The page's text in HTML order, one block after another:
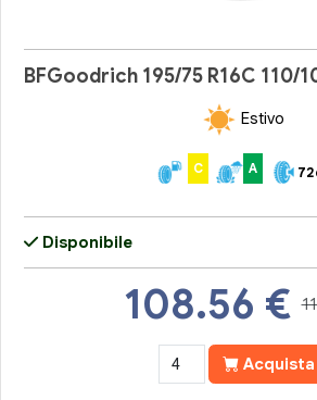
BFGoodrich 195/75 R16C 110/
Estivo
C A
Disponibile
108.56 €
Acquista